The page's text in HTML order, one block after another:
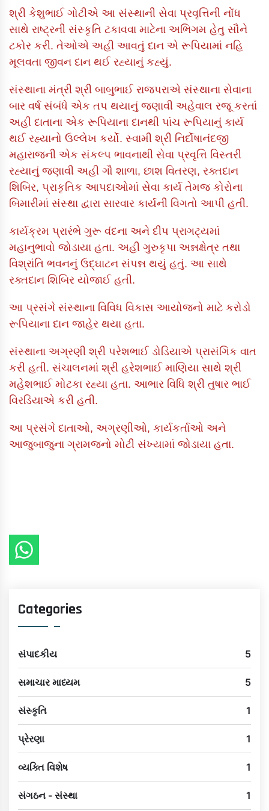
શ્રી કેશુભાઈ ગોટીએ આ સંસ્થાની સેવા પ્રવૃત્તિની નોંધ
સાથે રાષ્ટ્રની સંસ્કૃતિ ટકાવવા માટેના અભિગમ હેતુ સૌને
ટકોર કરી. તેઓએ અહી આવતું દાન એ રૂપિયામાં નહિ
મૂલવતા જીવન દાન થઈ રહ્યાનું કહ્યું.
સંસ્થાના મંત્રી શ્રી બાબુભાઈ રાજપરાએ સંસ્થાના સેવાના
બાર વર્ષ સંબંધે એક તપ થયાનું જણાવી અહેવાલ રજૂ કરતાં
અહી દાતાના એક રૂપિયાના દાનથી પાંચ રૂપિયાનું કાર્ય
થઈ રહ્યાનો ઉલ્લેખ કર્યો. સ્વામી શ્રી નિર્દોષાનંદજી
મહારાજની એક સંકલ્પ ભાવનાથી સેવા પ્રવૃત્તિ વિસ્તરી
રહ્યાનું જણાવી અહી ગૌ શાળા, છાશ વિતરણ, રક્તદાન
શિબિર, પ્રાકૃતિક આપદાઓમાં સેવા કાર્ય તેમજ કોરોના
બિમારીમાં સંસ્થા દ્વારા સારવાર કાર્યની વિગતો આપી હતી.
કાર્યક્રમ પ્રારંભે ગુરૂ વંદના અને દીપ પ્રાગટ્યમાં
મહાનુભાવો જોડાયા હતા. અહી ગુરુકૃપા અન્નક્ષેત્ર તથા
વિશ્રાંતિ ભવનનું ઉદ્ઘાટન સંપન્ન થયું હતું. આ સાથે
રક્તદાન શિબિર યોજાઈ હતી.
આ પ્રસંગે સંસ્થાના વિવિધ વિકાસ આયોજનો માટે કરોડો
રૂપિયાના દાન જાહેર થયા હતા.
સંસ્થાના અગ્રણી શ્રી પરેશભાઈ ડોડિયાએ પ્રાસંગિક વાત
કરી હતી. સંચાલનમાં શ્રી હરેશભાઈ માણિયા સાથે શ્રી
મહેશભાઈ મોટકા રહ્યા હતા. આભાર વિધિ શ્રી તુષાર ભાઈ
વિરડિયાએ કરી હતી.
આ પ્રસંગે દાતાઓ, અગ્રણીઓ, કાર્યકર્તાઓ અને
આજુબાજુના ગ્રામજનો મોટી સંખ્યામાં જોડાયા હતા.
Categories
સંપાદકીય 5
સમાચાર માધ્યમ 5
સંસ્કૃતિ 1
પ્રેરણા 1
વ્યક્તિ વિશેષ 1
સંગઠન - સંસ્થા 1